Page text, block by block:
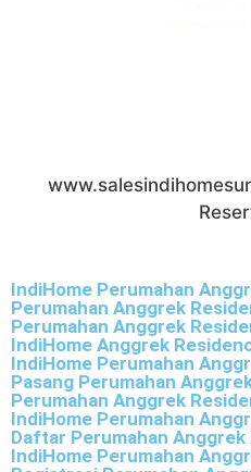
IndiHome Perumahan
Perumahan Anggrek
Perumahan Anggrek
IndiHome Anggrek
IndiHome Perumahan
Pasang Perumahan
Perumahan Anggrek
IndiHome Perumahan
Daftar Perumahan
IndiHome Perumahan